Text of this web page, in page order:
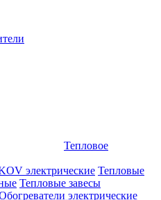
Тепловое
электрические Тепловые
Тепловые завесы
электрические